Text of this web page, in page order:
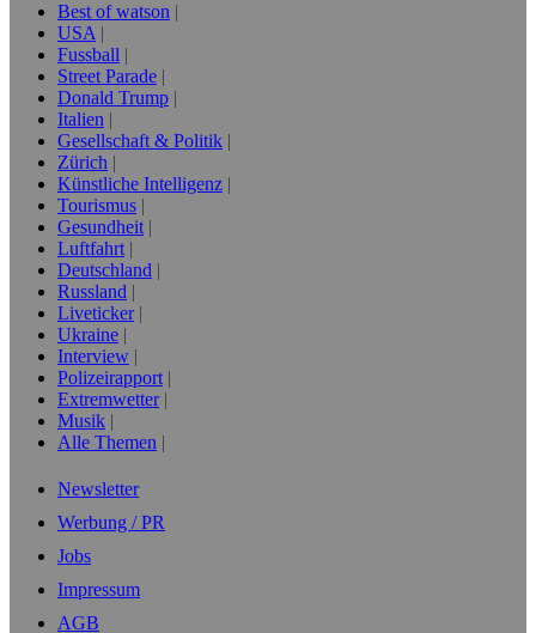
Best of watson
USA
Fussball
Street Parade
Donald Trump
Italien
Gesellschaft & Politik
Zürich
Künstliche Intelligenz
Tourismus
Gesundheit
Luftfahrt
Deutschland
Russland
Liveticker
Ukraine
Interview
Polizeirapport
Extremwetter
Musik
Alle Themen
Newsletter
Werbung / PR
Jobs
Impressum
AGB